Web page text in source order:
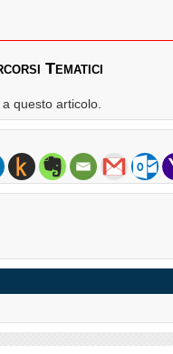
Tematici
questo articolo.